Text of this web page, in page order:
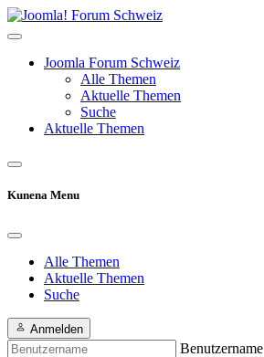
Joomla Forum Schweiz
Alle Themen
Aktuelle Themen
Suche
Aktuelle Themen
Kunena Menu
Alle Themen
Aktuelle Themen
Suche
Anmelden
Benutzername